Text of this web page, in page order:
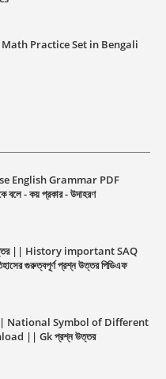
|| Math Practice Set in Bengali
English Grammar PDF
- কয় প্রকার - উদাহরণ
উত্তর || History important SAQ
গুরুত্বপূর্ণ প্রশ্ন উত্তর পিডিএফ
|| National Symbol of Different
|| Gk প্রশ্ন উত্তর